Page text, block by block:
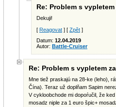
Re: Problem s
Dekuji!
[ Reagovat ] [ Zpět ]
Datum: 12.04.2019
Autor: Battle-Cruiser
Re: Problem s vypletem
Mne tiež praskajú na 28-ke (leho),
Čína). Teraz už doplňam Sapim
V cykloobchode mi dopoŕučil, že
mosadz niple za 1 euro špic+